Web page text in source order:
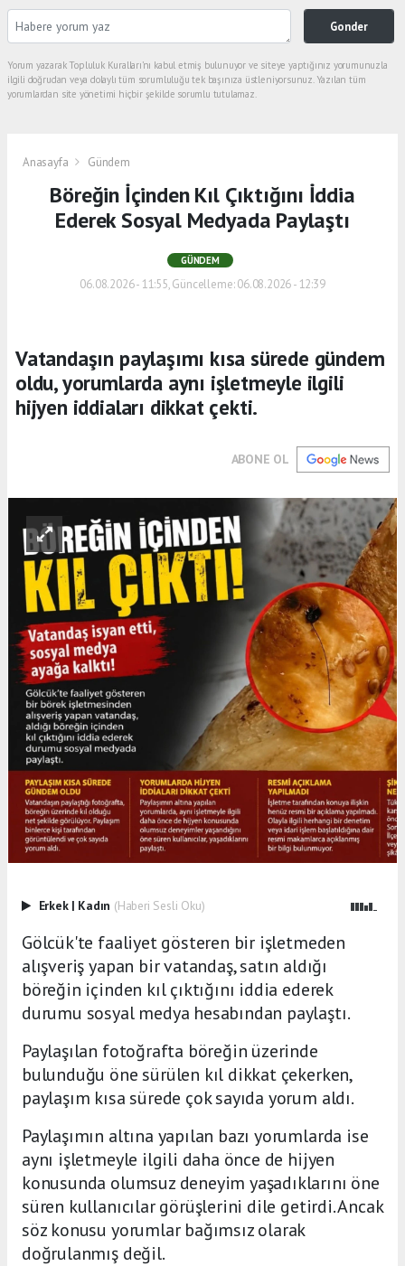
Gonder
Yorum yazarak Topluluk Kuralları’nı kabul etmiş bulunuyor ve siteye yaptığınız yorumunuzla
ilgili doğrudan veya dolaylı tüm sorumluluğu tek başınıza üstleniyorsunuz. Yazılan tüm
yorumlardan site yönetimi hiçbir şekilde sorumlu tutulamaz.
Anasayfa Gündem
Böreğin İçinden Kıl Çıktığını İddia
Ederek Sosyal Medyada Paylaştı
GÜNDEM
06.08.2026 - 11:55, Güncelleme: 06.08.2026 - 12:39
Vatandaşın paylaşımı kısa sürede gündem
oldu, yorumlarda aynı işletmeyle ilgili
hijyen iddiaları dikkat çekti.
ABONE OL
Erkek | Kadın (Haberi Sesli Oku)
Gölcük'te faaliyet gösteren bir işletmeden
alışveriş yapan bir vatandaş, satın aldığı
böreğin içinden kıl çıktığını iddia ederek
durumu sosyal medya hesabından paylaştı.
Paylaşılan fotoğrafta böreğin üzerinde
bulunduğu öne sürülen kıl dikkat çekerken,
paylaşım kısa sürede çok sayıda yorum aldı.
Paylaşımın altına yapılan bazı yorumlarda ise
aynı işletmeyle ilgili daha önce de hijyen
konusunda olumsuz deneyim yaşadıklarını öne
süren kullanıcılar görüşlerini dile getirdi. Ancak
söz konusu yorumlar bağımsız olarak
doğrulanmış değil.